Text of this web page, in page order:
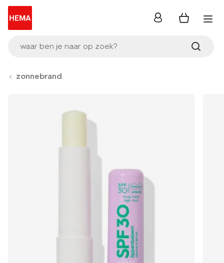
waar ben je naar op zoek?
inloggen
zonnebrand